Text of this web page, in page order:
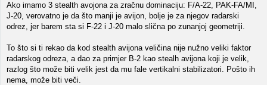
Ako imamo 3 stealth avojona za zračnu dominaciju: F/A-22, PAK-FA/MI,
J-20, verovatno je da što manji je avijon, bolje je za njegov radarski
odrez, jer barem sta si F-22 i J-20 malo slična po zunanjoj geometriji.
To što si ti rekao da kod stealth avijona veličina nije nužno veliki faktor
radarskog odreza, a dao za primjer B-2 kao stealh avijona koji je velik,
razlog što može biti velik jest da mu fale vertikalni stabilizatori. Pošto ih
nema, može biti veči.